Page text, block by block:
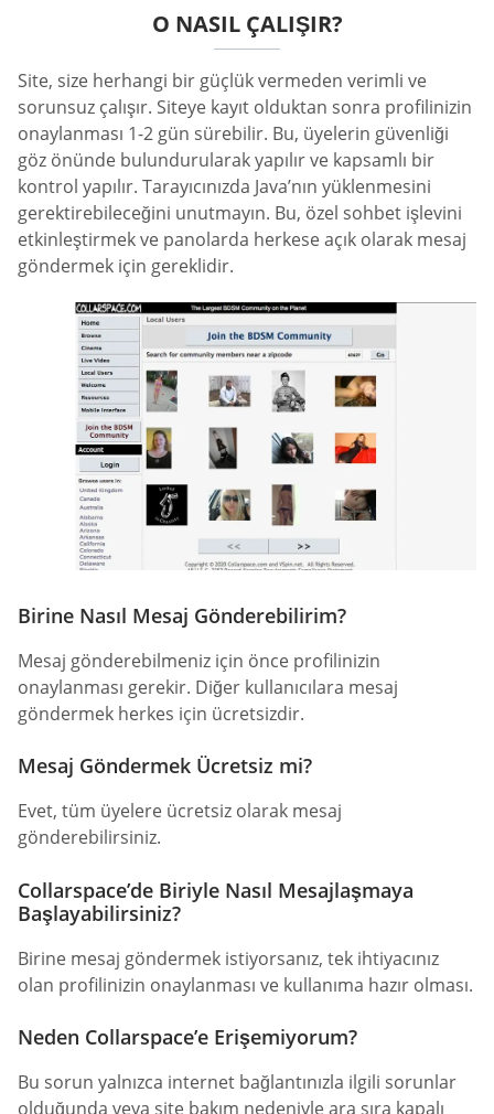
O NASIL ÇALIŞIR?
Site, size herhangi bir güçlük vermeden verimli ve
sorunsuz çalışır. Siteye kayıt olduktan sonra profilinizin
onaylanması 1-2 gün sürebilir. Bu, üyelerin güvenliği
göz önünde bulundurularak yapılır ve kapsamlı bir
kontrol yapılır. Tarayıcınızda Java’nın yüklenmesini
gerektirebileceğini unutmayın. Bu, özel sohbet işlevini
etkinleştirmek ve panolarda herkese açık olarak mesaj
göndermek için gereklidir.
Birine Nasıl Mesaj Gönderebilirim?
Mesaj gönderebilmeniz için önce profilinizin
onaylanması gerekir. Diğer kullanıcılara mesaj
göndermek herkes için ücretsizdir.
Mesaj Göndermek Ücretsiz mi?
Evet, tüm üyelere ücretsiz olarak mesaj
gönderebilirsiniz.
Collarspace’de Biriyle Nasıl Mesajlaşmaya
Başlayabilirsiniz?
Birine mesaj göndermek istiyorsanız, tek ihtiyacınız
olan profilinizin onaylanması ve kullanıma hazır olması.
Neden Collarspace’e Erişemiyorum?
Bu sorun yalnızca internet bağlantınızla ilgili sorunlar
olduğunda veya site bakım nedeniyle ara sıra kapalı